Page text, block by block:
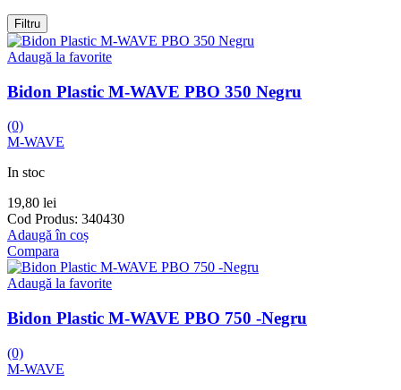
Filtru
Adaugă la favorite
Bidon Plastic M-WAVE PBO 350 Negru
(0)
M-WAVE
In stoc
19,80 lei
Cod Produs: 340430
Adaugă în coș
Compara
Adaugă la favorite
Bidon Plastic M-WAVE PBO 750 -Negru
(0)
M-WAVE